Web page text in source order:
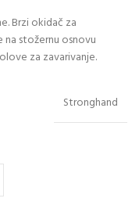
Brzi okidač za
stožernu osnovu
za zavarivanje.
Stronghand